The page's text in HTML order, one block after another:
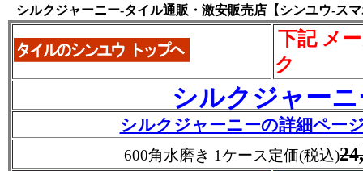
シルクジャーニー-タイル通販・激安販売店【シンユウ-ス
下記 メ
ク
シルクジャー
シルクジャーニーの詳細ペー
600角水磨き 1ケース定価(税込)